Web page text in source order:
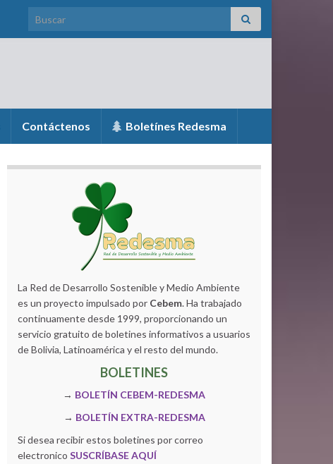
Search for:
Contáctenos Boletínes Redesma
La Red de Desarrollo Sostenible y Medio Ambiente
es un proyecto impulsado por Cebem. Ha trabajado
continuamente desde 1999, proporcionando un
servicio gratuito de boletines informativos a usuarios
de Bolivia, Latinoamérica y el resto del mundo.
BOLETINES
→ BOLETÍN CEBEM-REDESMA
→ BOLETÍN EXTRA-REDESMA
Si desea recibir estos boletines por correo
electronico SUSCRÍBASE AQUÍ